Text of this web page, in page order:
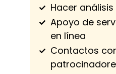
Hacer análisis
Apoyo de
en línea
Contactos